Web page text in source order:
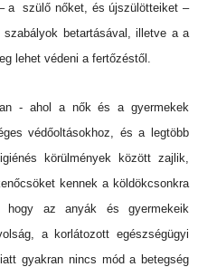
a szülő nőket, és újszülötteiket –
betartásával, illetve a a
lehet védeni a fertőzéstől.
- ahol a nők és a gyermekek
védőoltásokhoz, és a legtöbb
körülmények között zajlik,
kennek a köldökcsonkra
az anyák és gyermekeik
a korlátozott egészségügyi
gyakran nincs mód a betegség